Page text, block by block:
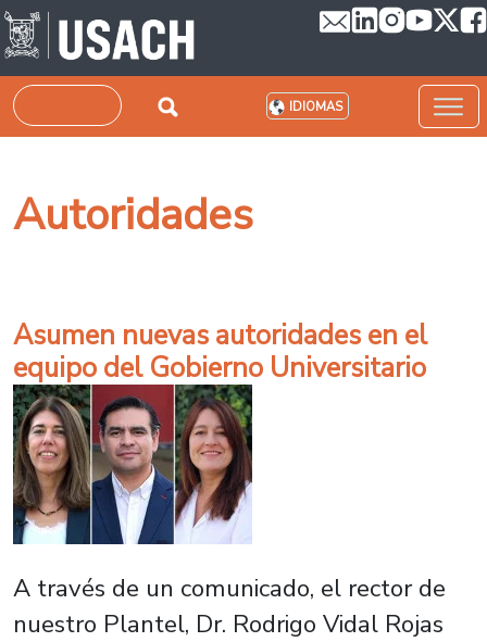
Pasar al contenido principal
Buscar IDIOMAS
Autoridades
Asumen nuevas autoridades en el
equipo del Gobierno Universitario
A través de un comunicado, el rector de
nuestro Plantel, Dr. Rodrigo Vidal Rojas